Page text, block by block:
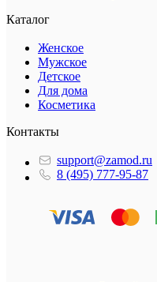
Каталог
Женское
Мужское
Детское
Для дома
Косметика
Контакты
support@zamod.ru
8 (495) 777-95-87